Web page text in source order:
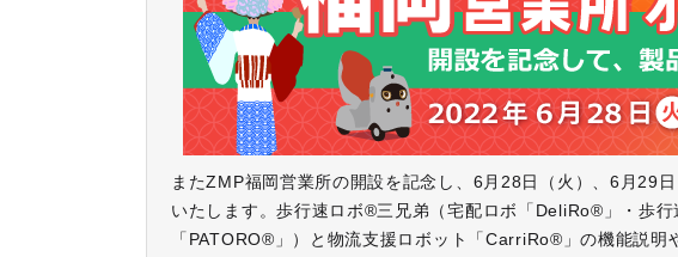
またZMP福岡営業所の開設を記念し、6月28日（火）、6月29
いたします。歩行速ロボ®三兄弟（宅配ロボ「DeliRo®」・歩
「PATORO®」）と物流支援ロボット「CarriRo®」の機能説